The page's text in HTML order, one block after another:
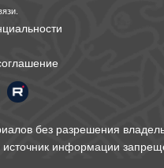
без разрешения
источник информации